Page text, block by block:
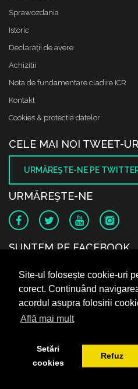
Site-ul folosește cookie-uri
corect. Continuând
acordul asupra folosirii
Află mai mult
Setări
cookies
Refuz
Sprawozdania
Istoric
Declaraţii de avere
Achizitii
Nota de fundamentare cladire ICR
Kontakt
Cookies & protectia datelor
CELE MAI NOI TWEET-
URMĂREŞTE-NE PE
URMĂREŞTE-NE
SUNTEM PE FACEBOOK